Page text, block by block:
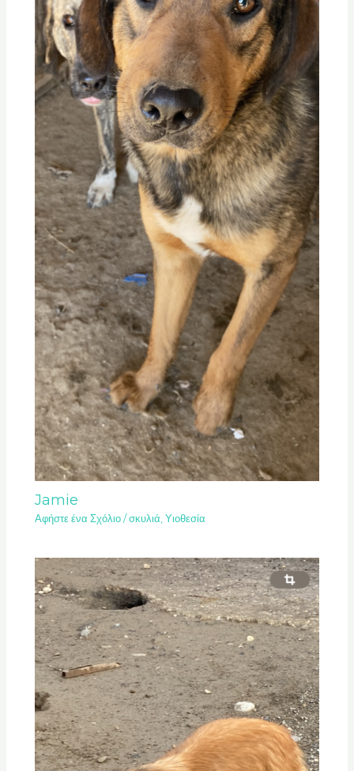
Jamie
Αφήστε ένα Σχόλιο /σκυλιά,Υιοθεσία